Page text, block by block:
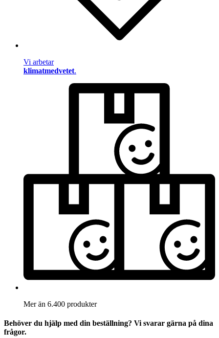
Vi arbetar
klimatmedvetet.
Mer än 6.400 produkter
Behöver du hjälp med din beställning? Vi svarar gärna på dina
frågor.